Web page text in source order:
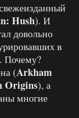
Hush). И
довольно
в
Почему?
(Arkham
Origins), а
многие